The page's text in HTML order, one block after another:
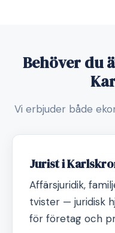
Behöver du
Vi erbjuder både
Jurist i
Affärsjuridik,
tvister — juridisk
för företag och